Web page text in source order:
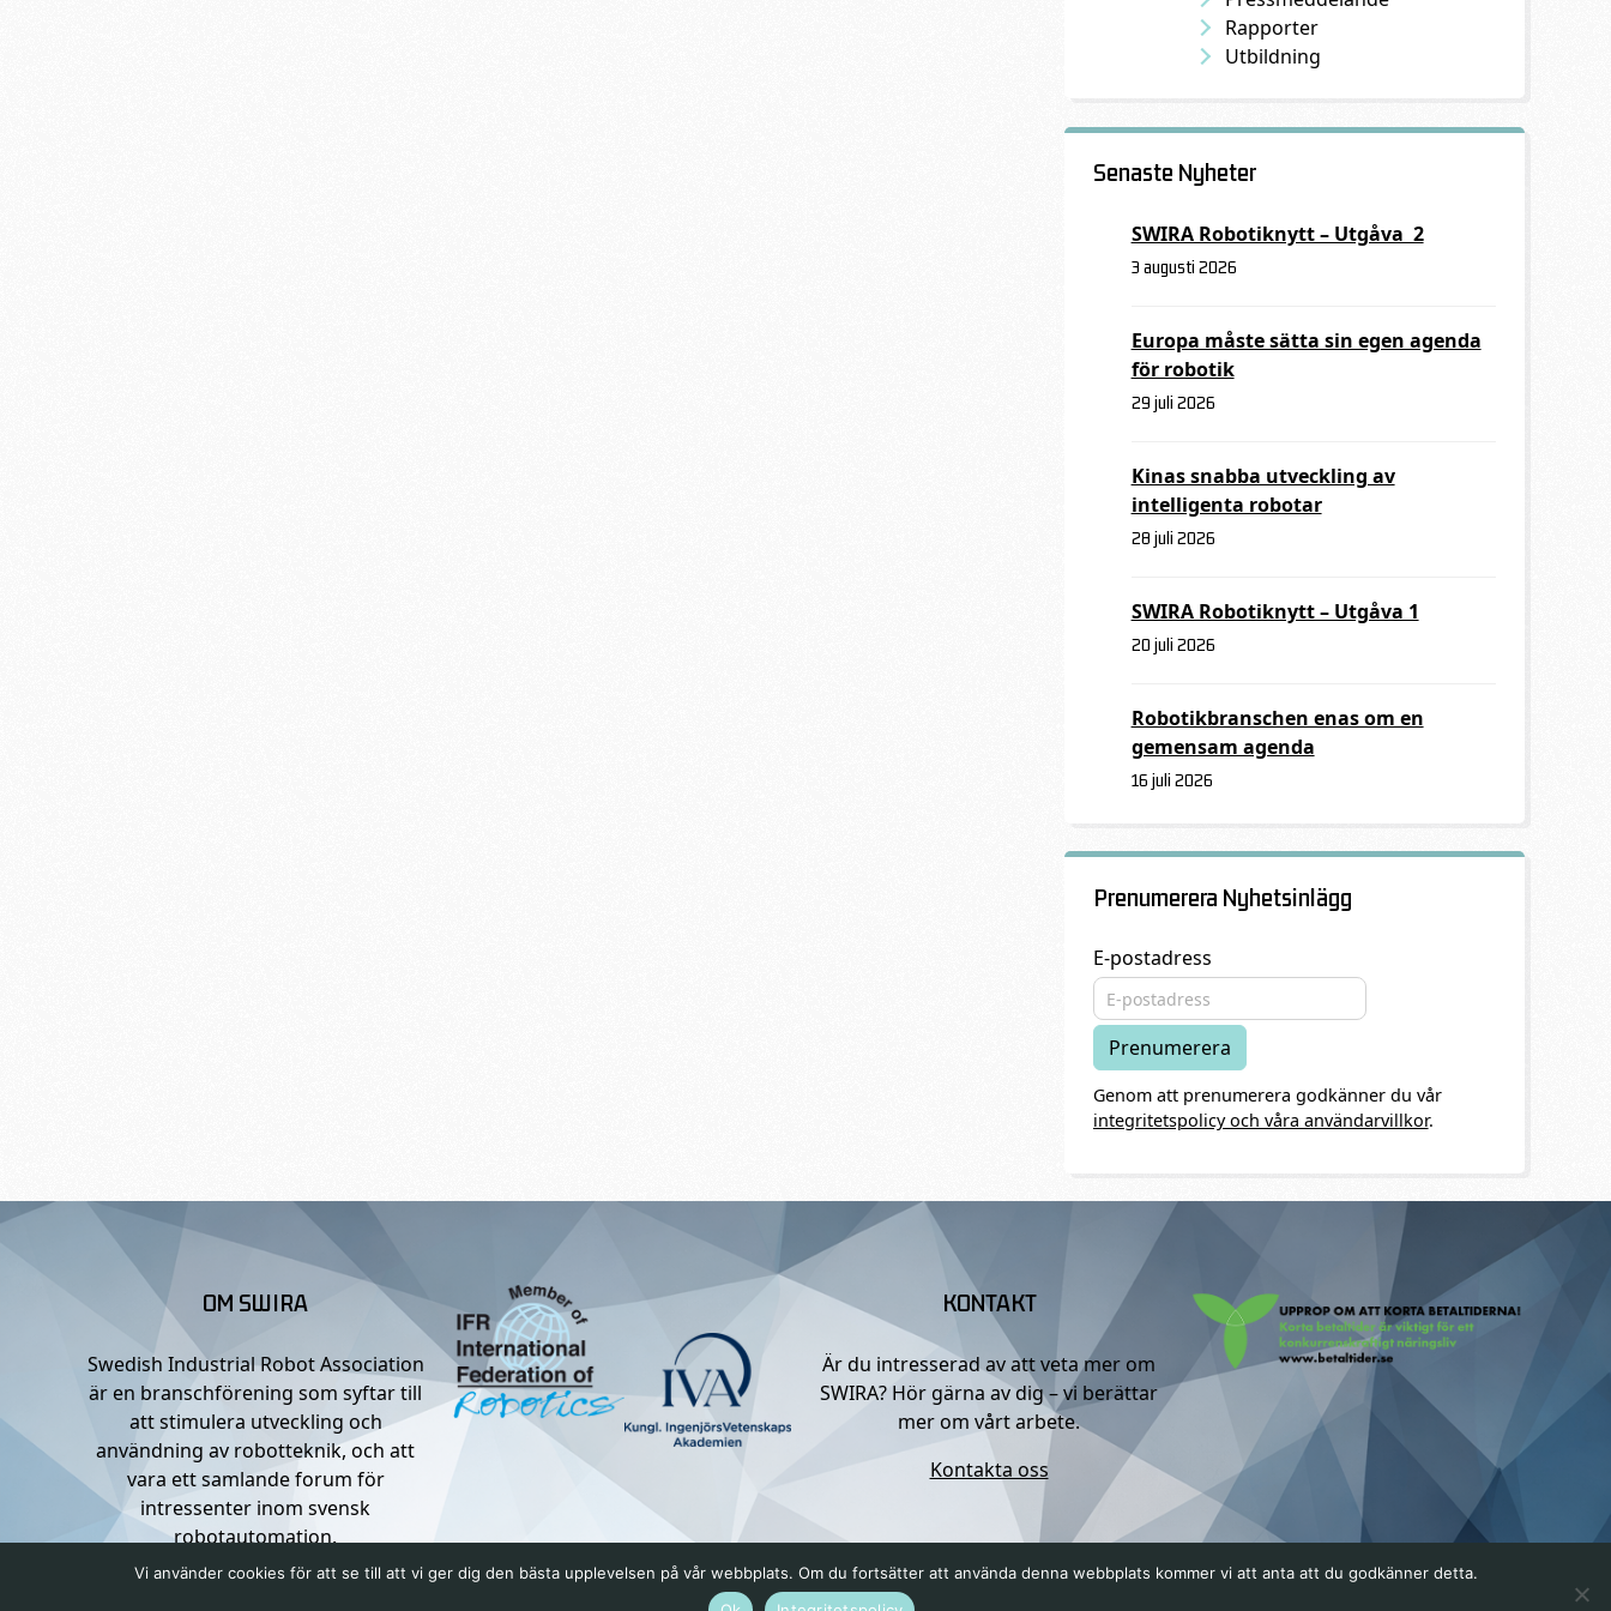
Rapporter
Utbildning
Senaste Nyheter
SWIRA Robotiknytt – Utgåva 2
3 augusti 2026
Europa måste sätta sin egen agenda
för robotik
29 juli 2026
Kinas snabba utveckling av
intelligenta robotar
28 juli 2026
SWIRA Robotiknytt – Utgåva 1
20 juli 2026
Robotikbranschen enas om en
gemensam agenda
16 juli 2026
Prenumerera Nyhetsinlägg
E-postadress
Genom att prenumerera godkänner du vår
integritetspolicy och våra användarvillkor.
OM SWIRA
Swedish Industrial Robot Association
är en branschförening som syftar till
att stimulera utveckling och
användning av robotteknik, och att
vara ett samlande forum för
intressenter inom svensk
robotautomation.
KONTAKT
Är du intresserad av att veta mer om
SWIRA? Hör gärna av dig – vi berättar
mer om vårt arbete.
Kontakta oss
Vi använder cookies för att se till att vi ger dig den bästa upplevelsen på vår webbplats. Om du fortsätter att använda denna webbplats kommer vi att anta att du godkänner detta.